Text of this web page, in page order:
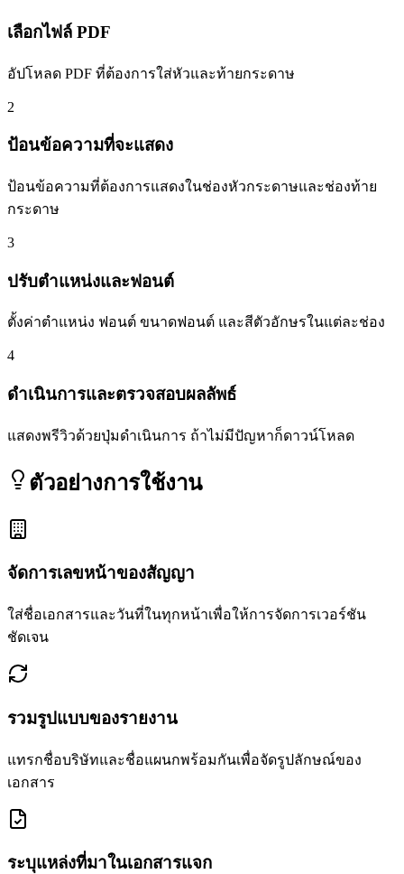
เลือกไฟล์ PDF
อัปโหลด PDF ที่ต้องการใส่หัวและท้ายกระดาษ
2
ป้อนข้อความที่จะแสดง
ป้อนข้อความที่ต้องการแสดงในช่องหัวกระดาษและช่องท้าย
กระดาษ
3
ปรับตำแหน่งและฟอนต์
ตั้งค่าตำแหน่ง ฟอนต์ ขนาดฟอนต์ และสีตัวอักษรในแต่ละช่อง
4
ดำเนินการและตรวจสอบผลลัพธ์
แสดงพรีวิวด้วยปุ่มดำเนินการ ถ้าไม่มีปัญหาก็ดาวน์โหลด
ตัวอย่างการใช้งาน
จัดการเลขหน้าของสัญญา
ใส่ชื่อเอกสารและวันที่ในทุกหน้าเพื่อให้การจัดการเวอร์ชัน
ชัดเจน
รวมรูปแบบของรายงาน
แทรกชื่อบริษัทและชื่อแผนกพร้อมกันเพื่อจัดรูปลักษณ์ของ
เอกสาร
ระบุแหล่งที่มาในเอกสารแจก